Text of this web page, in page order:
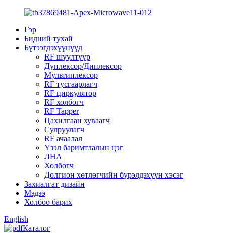
Гэр
Бидний тухай
Бүтээгдэхүүнүүд
RF шүүлтүүр
Дуплексор/Диплексор
Мультиплексор
RF тусгаарлагч
RF циркулятор
RF холбогч
RF Tapper
Цахилгаан хуваагч
Сулруулагч
RF ачаалал
Үзэл баримтлалын цэг
ЛНА
Холбогч
Долгион хөтлөгчийн бүрэлдэхүүн хэсэг
Захиалгат дизайн
Мэдээ
Холбоо барих
English
Каталог